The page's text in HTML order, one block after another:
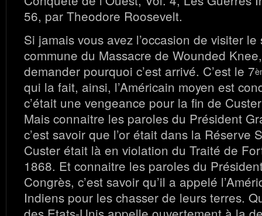
56, par Theodore Roosevelt.
Si jamais vous avez l’occasion de visiter
commune du Massacre de Wounded
demander pourquoi c’est arrivé. C’est le 7
qui la fait, ainsi, l’Américain moyen est
c’était une vengeance pour la fin de
Mais connaitre les paroles du Président
c’est savoir que l’or était dans la Réserve
Custer était là en violation du Traité de
1868. Et connaitre les paroles du
Congrès, c’est savoir qu’il a appelé
Indiens pour les chasser de leurs terres.